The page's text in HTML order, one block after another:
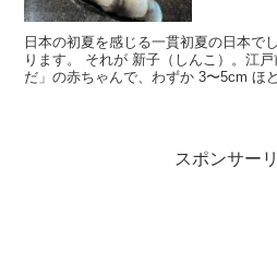
日本の初夏を感じる一貫初夏の日本で
ります。 それが 新子（しんこ）。江
だ」の赤ちゃんで、わずか 3〜5cm ほ
スポンサー